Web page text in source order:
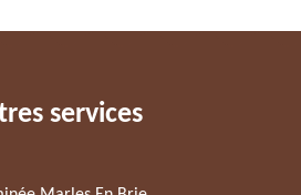
services